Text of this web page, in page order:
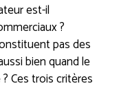
est-il
?
pas des
bien quand le
Ces trois critères